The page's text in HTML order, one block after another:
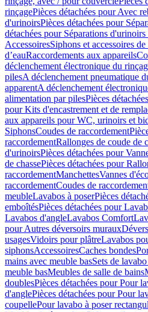
rinçagePièces détachées pour Avec
d'urinoirsPièces détachées pour
détachées pour Séparations d'urinoirs
AccessoiresSiphons et accessoires
d’eauRaccordements aux appareils
déclenchement électronique du
pilesA déclenchement pneumatique
apparentA déclenchement
alimentation par pilesPièces
pour Kits d'encastrement et de
aux appareils pour WC, urinoirs et
SiphonsCoudes de raccordement
raccordementRallonges de coude de
d'urinoirsPièces détachées pour
de chassePièces détachées pour
raccordementManchettesVannes
raccordementCoudes de
meubleLavabos à poserPièces
emboîtésPièces détachées pour
Lavabos d'angleLavabos Comfort
pour Autres déversoirs muraux
usagesVidoirs pour plâtreLavabos
siphonsAccessoiresCaches bondes
mains avec meuble basSets de
meuble basMeubles de salle de bains
doublesPièces détachées pour Pour
d'anglePièces détachées pour Pour
coupellePour lavabo à poser